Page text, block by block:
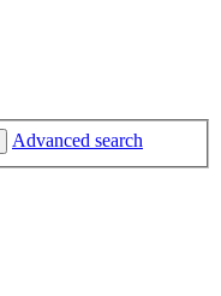
Advanced search